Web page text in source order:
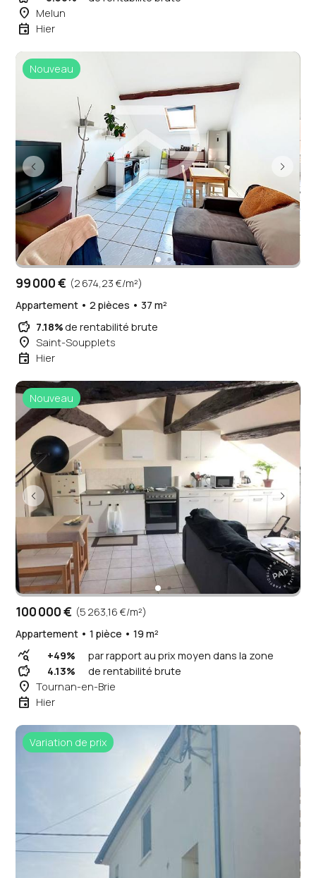
place Melun
event Hier
Nouveau
99 000 € (2 674,23 €/m²)
Appartement • 2 pièces • 37 m²
savings 7.18%de rentabilité brute
place Saint-Soupplets
event Hier
Nouveau
100 000 € (5 263,16 €/m²)
Appartement • 1 pièce • 19 m²
query_stats +49% par rapport au prix moyen dans la zone
savings 4.13% de rentabilité brute
place Tournan-en-Brie
event Hier
Variation de prix